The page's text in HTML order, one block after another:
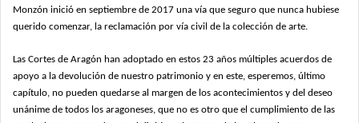
Monzón inició en septiembre de 2017 una vía que seguro que nunca hubiese
querido comenzar, la reclamación por vía civil de la colección de arte.
Las Cortes de Aragón han adoptado en estos 23 años múltiples acuerdos de
apoyo a la devolución de nuestro patrimonio y en este, esperemos, último
capítulo, no pueden quedarse al margen de los acontecimientos y del deseo
unánime de todos los aragoneses, que no es otro que el cumplimiento de las